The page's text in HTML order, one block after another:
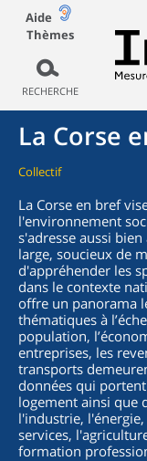
Aide
Thèmes
RECHERCHE
La Corse
Collectif
La Corse en bref
l'environnement
s'adresse aussi
large, soucieux de
d'appréhender les
dans le contexte
offre un panorama
thématiques à
population,
entreprises, les
transports
données qui
logement ainsi que
l'industrie,
services,
formation